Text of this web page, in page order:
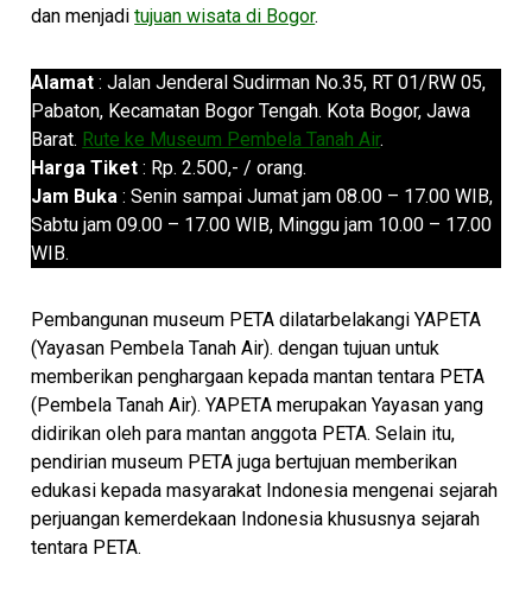
dan menjaditujuan wisata di Bogor.
Alamat: Jalan Jenderal Sudirman No.35, RT 01/RW 05,
Pabaton, Kecamatan Bogor Tengah. Kota Bogor, Jawa
Barat. Rute ke Museum Pembela Tanah Air.
Harga Tiket : Rp. 2.500,- / orang.
Jam Buka : Senin sampai Jumat jam 08.00 – 17.00 WIB,
Sabtu jam 09.00 – 17.00 WIB, Minggu jam 10.00 – 17.00
WIB.
Pembangunan museum PETA dilatarbelakangi YAPETA
(Yayasan Pembela Tanah Air). dengan tujuan untuk
memberikan penghargaan kepada mantan tentara PETA
(Pembela Tanah Air). YAPETA merupakan Yayasan yang
didirikan oleh para mantan anggota PETA. Selain itu,
pendirian museum PETA juga bertujuan memberikan
edukasi kepada masyarakat Indonesia mengenai sejarah
perjuangan kemerdekaan Indonesia khususnya sejarah
tentara PETA.